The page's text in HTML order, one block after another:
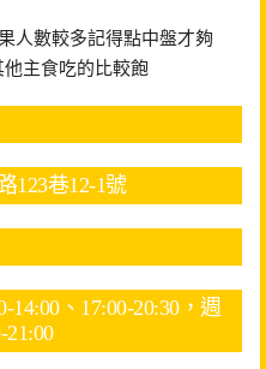
人數較多記得點中盤才夠
主食吃的比較飽
123巷12-1號
、17:00-20:30，週
21:00